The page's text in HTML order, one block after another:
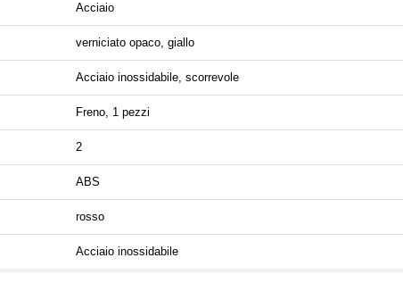
Acciaio
verniciato opaco, giallo
Acciaio inossidabile, scorrevole
Freno, 1 pezzi
2
ABS
rosso
Acciaio inossidabile